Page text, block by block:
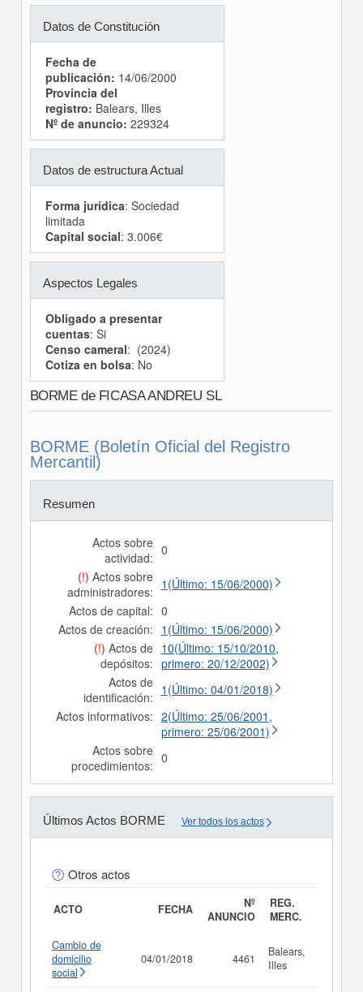
Datos de Constitución
Fecha de
publicación: 14/06/2000
Provincia del
registro: Balears, Illes
Nº de anuncio: 229324
Datos de estructura Actual
Forma jurídica: Sociedad
limitada
Capital social: 3.006€
Aspectos Legales
Obligado a presentar
cuentas: Si
Censo cameral: (2024)
Cotiza en bolsa: No
BORME de FICASA ANDREU SL
BORME (Boletín Oficial del Registro
Mercantil)
Resumen
Actos sobre
actividad: 0
(!) Actos sobre
administradores: 1(Último: 15/06/2000)
Actos de capital: 0
Actos de creación: 1(Último: 15/06/2000)
(!) Actos de
depósitos:
10(Último: 15/10/2010,
primero: 20/12/2002)
Actos de
identificación: 1(Último: 04/01/2018)
Actos informativos: 2(Último: 25/06/2001,
primero: 25/06/2001)
Actos sobre
procedimientos: 0
Últimos Actos BORME Ver todos los actos
Otros actos
ACTO FECHA
Nº
ANUNCIO
REG.
MERC.
Cambio de
domicilio
social
04/01/2018 4461
Balears,
Illes